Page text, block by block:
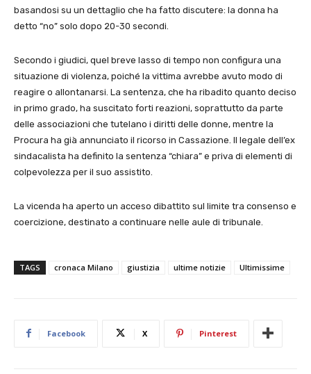
basandosi su un dettaglio che ha fatto discutere: la donna ha
detto “no” solo dopo 20-30 secondi.
Secondo i giudici, quel breve lasso di tempo non configura una
situazione di violenza, poiché la vittima avrebbe avuto modo di
reagire o allontanarsi. La sentenza, che ha ribadito quanto deciso
in primo grado, ha suscitato forti reazioni, soprattutto da parte
delle associazioni che tutelano i diritti delle donne, mentre la
Procura ha già annunciato il ricorso in Cassazione. Il legale dell’ex
sindacalista ha definito la sentenza “chiara” e priva di elementi di
colpevolezza per il suo assistito.
La vicenda ha aperto un acceso dibattito sul limite tra consenso e
coercizione, destinato a continuare nelle aule di tribunale.
TAGS cronaca Milano giustizia ultime notizie Ultimissime
Facebook X Pinterest